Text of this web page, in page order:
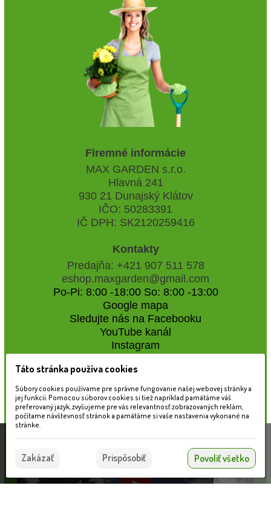
Firemné informácie
MAX GARDEN s.r.o.
Hlavná 241
930 21 Dunajský Klátov
IČO: 50283391
IČ DPH: SK2120259416
Kontakty
Predajňa: +421 907 511 578
eshop.maxgarden@gmail.com
Po-Pi: 8:00 -18:00 So: 8:00 -13:00
Google mapa
Sledujte nás na Facebooku
YouTube kanál
Instagram
Naše záhradné centrum
Táto stránka používa súbory cookies, ktoré nám
pomáhajú poskytovať služby. Používaním našich
služieb vyjadrujete súhlas s používaním súborov
Súhlasím
Táto stránka používa cookies
Súbory cookies používame pre správne fungovanie našej webovej stránky a
jej funkcií. Pomocou súborov cookies si tiež napríklad pamätáme váš
preferovaný jazyk, zvyšujeme pre vás relevantnosť zobrazovaných reklám,
počítame návštevnosť stránok a pamätáme si vaše nastavenia vykonané na
stránke.
Zakázať Prispôsobiť Povoliť všetko